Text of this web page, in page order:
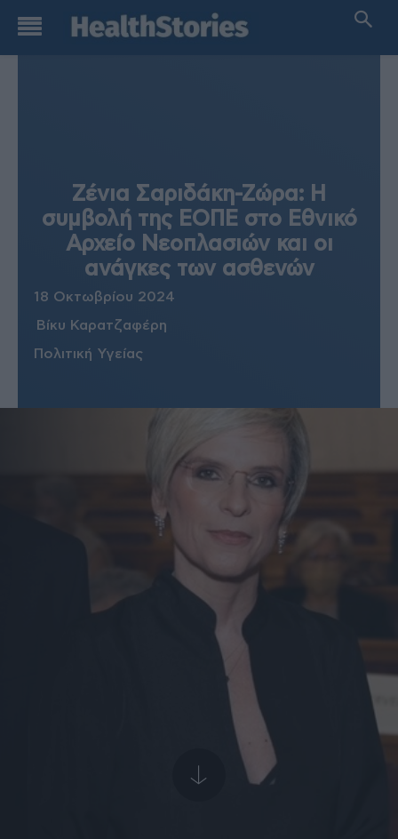
Ζένια Σαριδάκη-Ζώρα: Η
συμβολή της ΕΟΠΕ στο Εθνικό
Αρχείο Νεοπλασιών και οι
ανάγκες των ασθενών
18 Οκτωβρίου 2024
Βίκυ Καρατζαφέρη
Πολιτική Υγείας